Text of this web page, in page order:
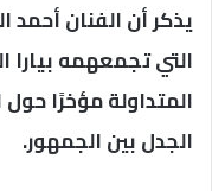
يذكر أن الفنان
التي تجمعهمه بيارا
المتداولة مؤخرًا حول
الجدل بين الجمهور.